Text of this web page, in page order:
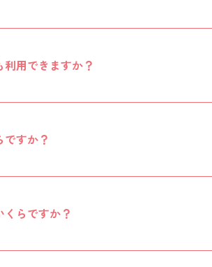
用できますか？
すか？
らですか？